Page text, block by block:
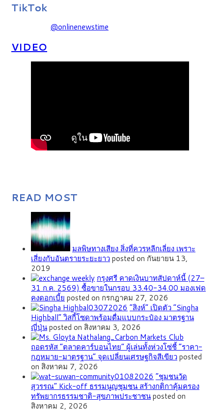
TikTok
@onlinenewstime
VIDEO
READ MOST
มลพิษทางเสียง สิ่งที่ควรหลีกเลี่ยง เพราะ
เสี่ยงกับอันตรายระยะยาวposted on กันยายน 13,
2019
กรุงศรี คาดเงินบาทสัปดาห์นี้ (27–
31 ก.ค. 2569) ซื้อขายในกรอบ 33.40-34.00 มองเฟด
คงดอกเบี้ย posted on กรกฎาคม 27, 2026
“สิงห์” เปิดตัว “Singha
Highball” วิสกี้โซดาพร้อมดื่มแบบกระป๋อง มาตรฐาน
ญี่ปุ่นposted on สิงหาคม 3, 2026
ถอดรหัส “ตลาดคาร์บอนไทย” ผู้เล่นทั้งห่วงโซ่ชี้ “ราคา-
กฎหมาย-มาตรฐาน” จุดเปลี่ยนเศรษฐกิจสีเขียวposted
on สิงหาคม 7, 2026
”ชุมชนวัด
สุวรรณ” Kick-off ธรรมนูญชุมชน สร้างกติกาคุ้มครอง
ทรัพยากรธรรมชาติ-สุขภาพประชาชนposted on
สิงหาคม 2, 2026